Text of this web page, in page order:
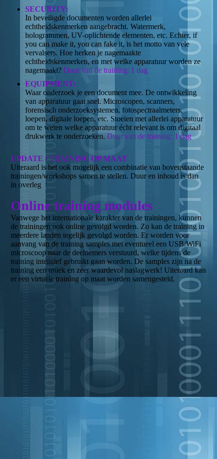
SECURITY:
In beveiligde documenten worden allerlei
echtheidskenmerken aangebracht. Watermerk,
hologrammen, UV-oplichtende elementen, etc. Echter, if
you can make it, you can fake it, is het motto van vele
vervalsers. Hoe herken je nagemaakte
echtheidskenmerken, en met welke apparatuur worden ze
nagemaakt? Duur van de training: 1 dag
EQUIPMENT:
Waar onderzoek je een document mee. De ontwikkeling
van apparatuur gaat snel. Microscopen, scanners,
forensisch onderzoeksystemen, fotospectraalmeters,
loepen, digitale loepen, etc. Stoeien met allerlei apparatuur
om te weten welke apparatuur écht relevant is om digitaal
drukwerk te onderzoeken.Duur van de training: 1 dag
UPDATE / TRAINING OP MAAT
Uiteraard is het ook mogelijk een combinatie van bovenstaande
trainingen/workshops samen te stellen. Duur en inhoud is dan
in overleg
Online training modules
Vanwege het internationale karakter van de trainingen, kunnen
de trainingen ook online gevolgd worden. Zo kan de training in
meerdere landen tegelijk gevolgd worden. Er worden voor
aanvang van de training samples met eventueel een USB/WiFi
microscoop naar de deelnemers verstuurd, welke tijdens de
training intensief gebruikt gaan worden. De samples zijn na de
training een uniek en zeer waardevol naslagwerk! Uiteraard kan
er een virtuele training op maat worden samengesteld.